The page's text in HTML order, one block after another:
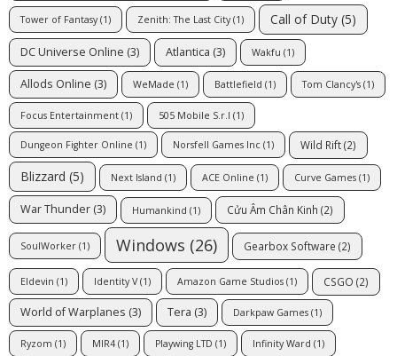
Tower of Fantasy(1) Zenith: The Last City(1) Call of Duty (5)
DC Universe Online (3) Atlantica (3) Wakfu (1)
Allods Online (3) WeMade (1) Battlefield (1) Tom Clancy's (1)
Focus Entertainment (1) 505 Mobile S.r.l (1)
Dungeon Fighter Online (1) Norsfell Games Inc (1) Wild Rift(2)
Blizzard (5) Next Island (1) ACE Online (1) Curve Games (1)
War Thunder (3) Humankind (1) Cửu Âm Chân Kinh (2)
SoulWorker (1) Windows (26) Gearbox Software (2)
Eldevin (1) Identity V(1) Amazon Game Studios (1) CSGO (2)
World of Warplanes (3) Tera (3) Darkpaw Games (1)
Ryzom (1) MIR4 (1) Playwing LTD (1) Infinity Ward (1)